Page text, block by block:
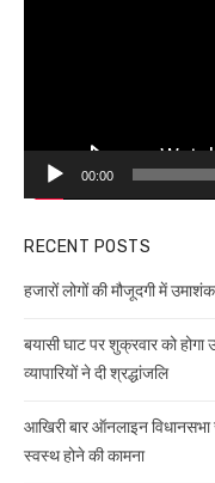
00:00
RECENT POSTS
हजारों लोगों की मौजूदगी में
बयासी घाट पर शुक्रवार को
व्यापारियों ने दी श्रद्धांजलि
आखिरी बार ऑनलाइन
स्वस्थ होने की कामना